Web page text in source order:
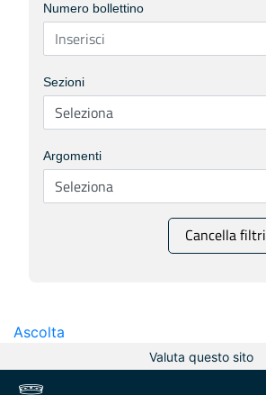
Numero bollettino
Sezioni
Argomenti
Cancella filtri
Ascolta
Valuta questo sito